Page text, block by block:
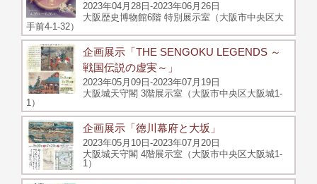
2023年04月28日-2023年06月26日
大阪歴史博物館6階 特別展示室（大阪市中央区大
手前4-1-32）
企画展示「THE SENGOKU LEGENDS ～
戦国伝説の虚実～」
2023年05月09日-2023年07月19日
大阪城天守閣 3階展示室（大阪市中央区大阪城1-
1）
企画展示「徳川幕府と大坂」
2023年05月10日-2023年07月20日
大阪城天守閣 4階展示室（大阪市中央区大阪城1-
1）